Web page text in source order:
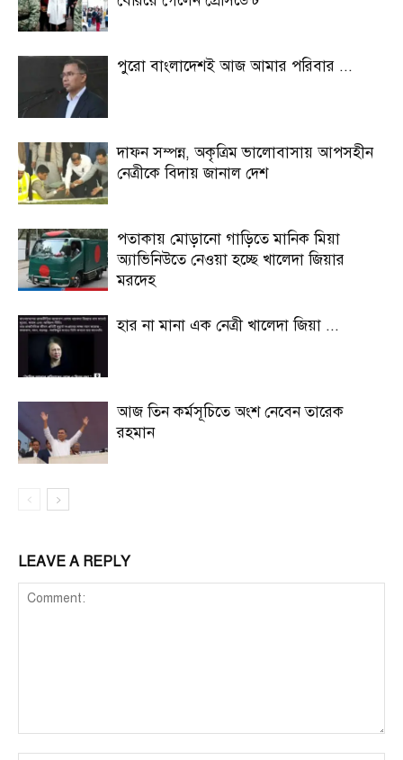
পুরো বাংলাদেশই আজ আমার পরিবার ...
দাফন সম্পন্ন, অকৃত্রিম ভালোবাসায় আপসহীন
নেত্রীকে বিদায় জানাল দেশ
পতাকায় মোড়ানো গাড়িতে মানিক মিয়া
অ্যাভিনিউতে নেওয়া হচ্ছে খালেদা জিয়ার
মরদেহ
হার না মানা এক নেত্রী খালেদা জিয়া ...
আজ তিন কর্মসূচিতে অংশ নেবেন তারেক
রহমান
LEAVE A REPLY